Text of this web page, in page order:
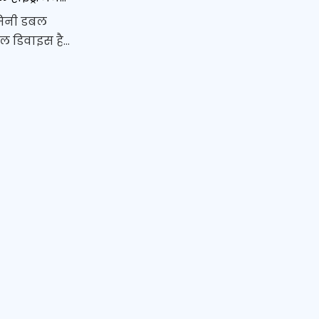
डबल
डिवाइस है